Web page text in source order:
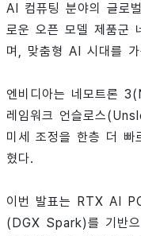
AI 컴퓨팅 분야의 글로
로운 오픈 모델 제품
며, 맞춤형 AI 시대를 가
엔비디아는 네모트론
레임워크 언슬로스
미세 조정을 한층 더 빠
혔다.
이번 발표는 RTX AI
(DGX Spark)를 기반으